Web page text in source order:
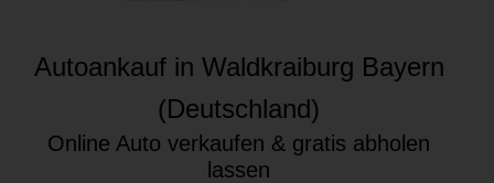
Autoankauf in Waldkraiburg Bayern
(Deutschland)
Online Auto verkaufen & gratis abholen
lassen